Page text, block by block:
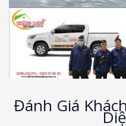
Đánh Giá